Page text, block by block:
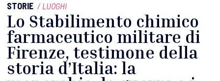
STORIE / LUOGHI
Lo Stabilimento chimico
farmaceutico militare di
Firenze, testimone della
storia d’Italia: la